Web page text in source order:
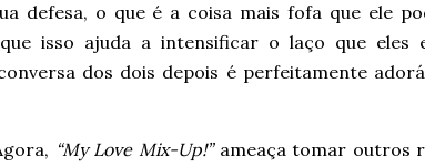
defesa, o que é a coisa mais fofa que ele
isso ajuda a intensificar o laço que eles
dos dois depois é perfeitamente
“My Love Mix-Up!”ameaça tomar outros